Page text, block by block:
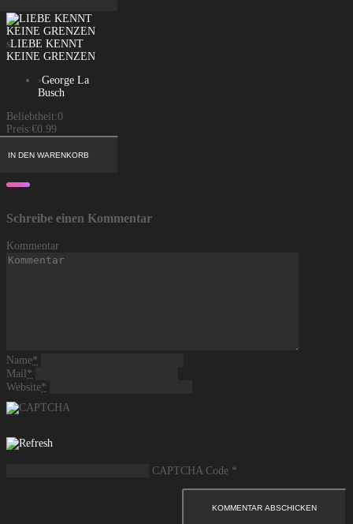
sLIEBE KENNT
KEINE GRENZEN
›George La
Busch
Beliebtheit:0
Preis:€0.99
Schreibe einen Kommentar
Kommentar
Name*
Mail*
Website*
CAPTCHA Code *